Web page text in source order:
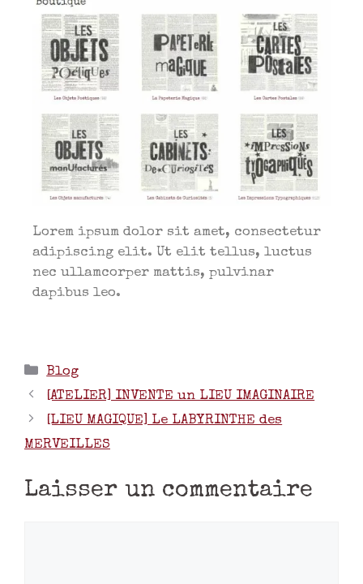
Lorem ipsum dolor sit amet, consectetur
adipiscing elit. Ut elit tellus, luctus
nec ullamcorper mattis, pulvinar
dapibus leo.
Blog
[ATELIER] INVENTE un LIEU IMAGINAIRE
[LIEU MAGIQUE] Le LABYRINTHE des
MERVEILLES
Laisser un commentaire